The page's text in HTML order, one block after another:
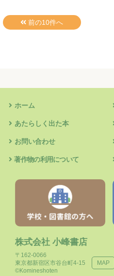
株式会社 小峰書店
〒162-0066
東京都新宿区市谷台町4-15
MAP
©Komineshoten
ホーム
あたらしく出た本
お問い合わせ
著作物の利用について